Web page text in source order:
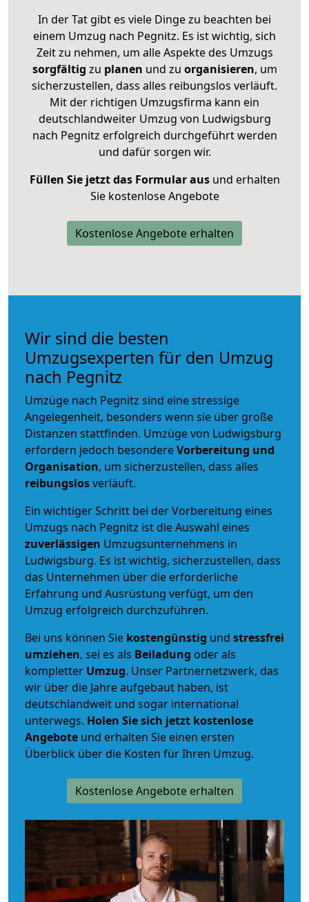
In der Tat gibt es viele Dinge zu beachten bei
einem Umzug nach Pegnitz. Es ist wichtig, sich
Zeit zu nehmen, um alle Aspekte des Umzugs
sorgfältig zu planen und zu organisieren, um
sicherzustellen, dass alles reibungslos verläuft.
Mit der richtigen Umzugsfirma kann ein
deutschlandweiter Umzug von Ludwigsburg
nach Pegnitz erfolgreich durchgeführt werden
und dafür sorgen wir.
Füllen Sie jetzt das Formular ausund erhalten
Sie kostenlose Angebote
Kostenlose Angebote erhalten
Wir sind die besten
Umzugsexperten für den Umzug
nach Pegnitz
Umzüge nach Pegnitz sind eine stressige
Angelegenheit, besonders wenn sie über große
Distanzen stattfinden. Umzüge von Ludwigsburg
erfordern jedoch besondereVorbereitung und
Organisation, um sicherzustellen, dass alles
reibungslosverläuft.
Ein wichtiger Schritt bei der Vorbereitung eines
Umzugs nach Pegnitz ist die Auswahl eines
zuverlässigen Umzugsunternehmens in
Ludwigsburg. Es ist wichtig, sicherzustellen, dass
das Unternehmen über die erforderliche
Erfahrung und Ausrüstung verfügt, um den
Umzug erfolgreich durchzuführen.
Bei uns können Sie kostengünstig und stressfrei
umziehen, sei es als Beiladung oder als
kompletter Umzug. Unser Partnernetzwerk, das
wir über die Jahre aufgebaut haben, ist
deutschlandweit und sogar international
unterwegs. Holen Sie sich jetzt kostenlose
Angebote und erhalten Sie einen ersten
Überblick über die Kosten für Ihren Umzug.
Kostenlose Angebote erhalten